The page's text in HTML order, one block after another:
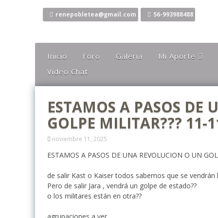
renepobletea@gmail.com 56-993988488
Inicio Foro Galeria Mi Aporte
Comentarios
El Canto Del
El Canto De La
Mis Karaokes
Opiniones
Video Chat
ESTAMOS A PASOS DE
GOLPE MILITAR??? 11-
noviembre 11, 2025
ESTAMOS A PASOS DE UNA REVOLUCION O UN
de salir Kast o Kaiser todos sabemos que se
Pero de salir Jara , vendrá un golpe de estado??
o los militares están en otra??
agrupaciones a ver